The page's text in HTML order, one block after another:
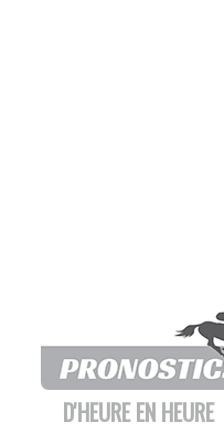
D'HEURE EN HEURE